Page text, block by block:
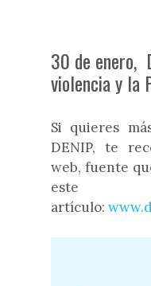
30 de enero,
violencia y la
Si quieres
DENIP, te
web, fuente
este
artículo: